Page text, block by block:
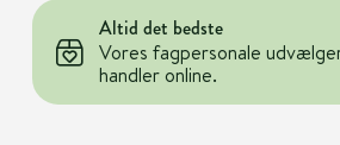
Altid det bedste
Vores fagpersonale
handler online.